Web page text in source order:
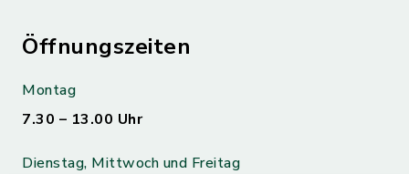
Öffnungszeiten
Montag
7.30 – 13.00 Uhr
Dienstag, Mittwoch und Freitag